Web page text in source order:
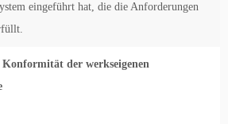
eingeführt hat, die die Anforderungen
der werkseigenen